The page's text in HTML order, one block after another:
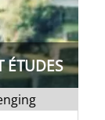
ÉTUDES